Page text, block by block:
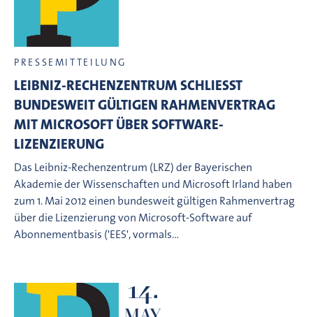
PRESSEMITTEILUNG
LEIBNIZ-RECHENZENTRUM SCHLIESST B
UNDESWEIT GÜLTIGEN RAHMENVERTRAG M
IT MICROSOFT ÜBER SOFTWARE-L
IZENZIERUNG
Das Leibniz-Rechenzentrum (LRZ) der Bayerischen
Akademie der Wissenschaften und Microsoft Irland haben
zum 1. Mai 2012 einen bundesweit gültigen Rahmenvertrag
über die Lizenzierung von Microsoft-Software auf
Abonnementbasis ('EES', vormals…
14.